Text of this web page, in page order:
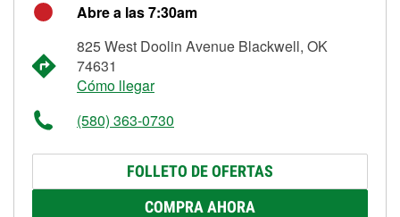
Abre a las 7:30am
825 West Doolin Avenue Blackwell, OK
74631
Cómo llegar
(580) 363-0730
FOLLETO DE OFERTAS
COMPRA AHORA